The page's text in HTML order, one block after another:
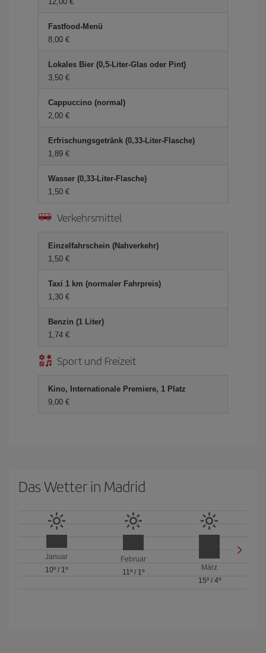
Fastfood-Menü
8,00 €
Lokales Bier (0,5-Liter-Glas oder Pint)
3,50 €
Cappuccino (normal)
2,00 €
Erfrischungsgetränk (0,33-Liter-Flasche)
1,89 €
Wasser (0,33-Liter-Flasche)
1,50 €
Verkehrsmittel
Einzelfahrschein (Nahverkehr)
1,50 €
Taxi 1 km (normaler Fahrpreis)
1,30 €
Benzin (1 Liter)
1,74 €
Sport und Freizeit
Kino, Internationale Premiere, 1 Platz
9,00 €
Das Wetter in Madrid
Januar
10º / 1º
Februar
11º/ 1º
März
15º/ 4º